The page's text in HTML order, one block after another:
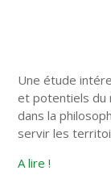
Une étude
et potentiels du
dans la
servir les
A lire !